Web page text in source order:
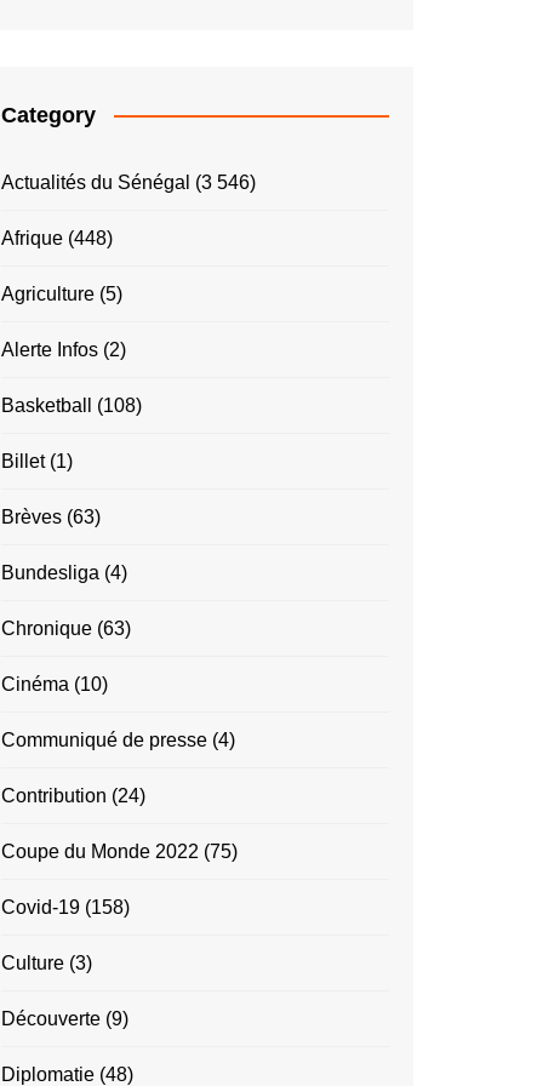
Category
Actualités du Sénégal (3 546)
Afrique (448)
Agriculture (5)
Alerte Infos (2)
Basketball (108)
Billet(1)
Brèves (63)
Bundesliga (4)
Chronique (63)
Cinéma (10)
Communiqué de presse (4)
Contribution (24)
Coupe du Monde 2022 (75)
Covid-19 (158)
Culture (3)
Découverte (9)
Diplomatie (48)